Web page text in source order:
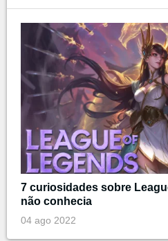
7 curiosidades sobre
não conhecia
04 ago 2022